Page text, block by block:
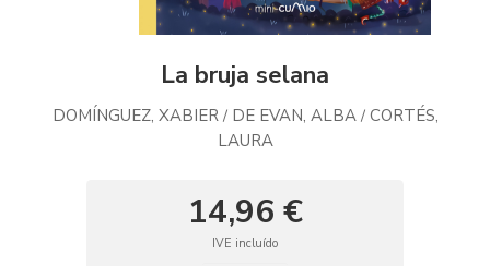
La bruja selana
DOMÍNGUEZ, XABIER / DE EVAN, ALBA / CORTÉS,
LAURA
14,96 €
IVE incluído